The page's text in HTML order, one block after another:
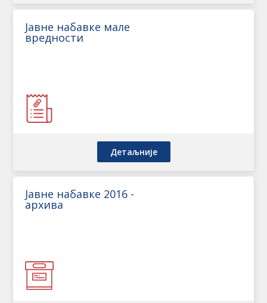
Јавне набавке мале
вредности
Детаљније
Јавне набавке 2016 -
архива